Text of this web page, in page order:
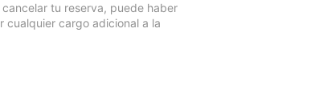
tu reserva, puede haber
cualquier cargo adicional a la